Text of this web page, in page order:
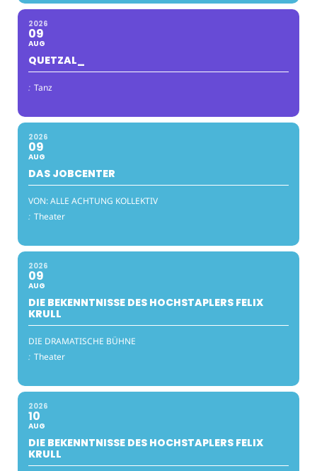
2026
09
AUG
QUETZAL_
: Tanz
2026
09
AUG
DAS JOBCENTER
VON: ALLE ACHTUNG KOLLEKTIV
: Theater
2026
09
AUG
DIE BEKENNTNISSE DES HOCHSTAPLERS FELIX
KRULL
DIE DRAMATISCHE BÜHNE
: Theater
2026
10
AUG
DIE BEKENNTNISSE DES HOCHSTAPLERS FELIX
KRULL